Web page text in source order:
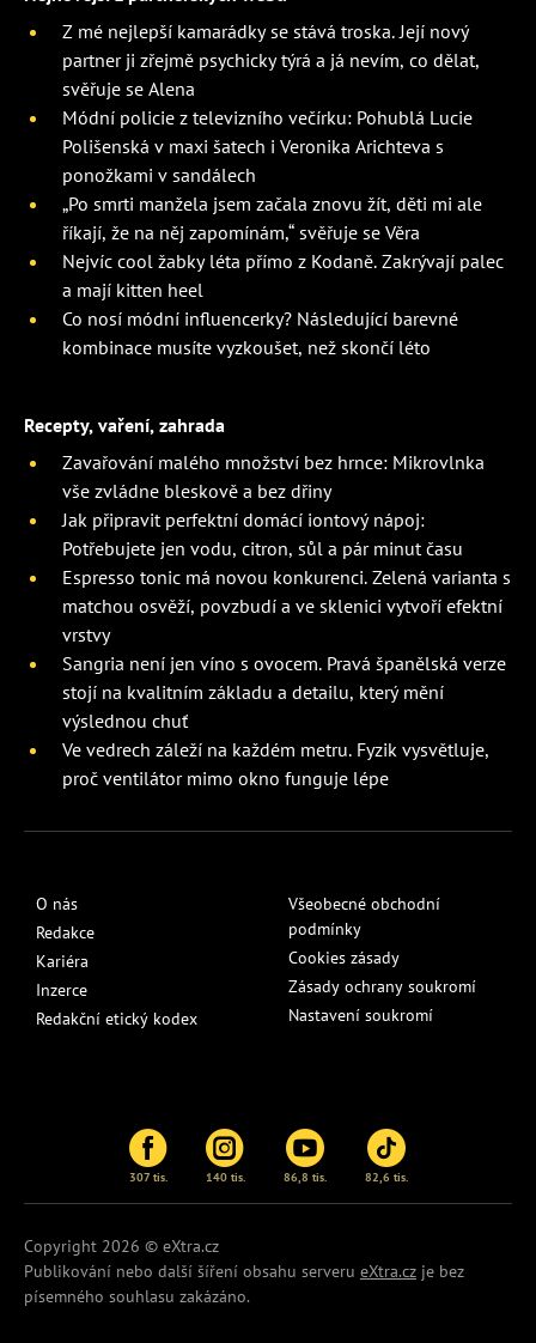
Z mé nejlepší kamarádky se stává troska. Její nový
partner ji zřejmě psychicky týrá a já nevím, co dělat,
svěřuje se Alena
Módní policie z televizního večírku: Pohublá Lucie
Polišenská v maxi šatech i Veronika Arichteva s
ponožkami v sandálech
„Po smrti manžela jsem začala znovu žít, děti mi ale
říkají, že na něj zapomínám,“ svěřuje se Věra
Nejvíc cool žabky léta přímo z Kodaně. Zakrývají palec
a mají kitten heel
Co nosí módní influencerky? Následující barevné
kombinace musíte vyzkoušet, než skončí léto
Recepty, vaření, zahrada
Zavařování malého množství bez hrnce: Mikrovlnka
vše zvládne bleskově a bez dřiny
Jak připravit perfektní domácí iontový nápoj:
Potřebujete jen vodu, citron, sůl a pár minut času
Espresso tonic má novou konkurenci. Zelená varianta s
matchou osvěží, povzbudí a ve sklenici vytvoří efektní
vrstvy
Sangria není jen víno s ovocem. Pravá španělská verze
stojí na kvalitním základu a detailu, který mění
výslednou chuť
Ve vedrech záleží na každém metru. Fyzik vysvětluje,
proč ventilátor mimo okno funguje lépe
O nás
Redakce
Kariéra
Inzerce
Redakční etický kodex
Všeobecné obchodní
podmínky
Cookies zásady
Zásady ochrany soukromí
Nastavení soukromí
307 tis. 140 tis. 86,8 tis. 82,6 tis.
Copyright 2026 © eXtra.cz
Publikování nebo další šíření obsahu serveru eXtra.cz je bez
písemného souhlasu zakázáno.